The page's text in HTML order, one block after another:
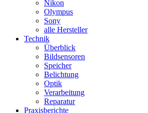
Nikon
Olympus
Sony
alle Hersteller
Technik
Überblick
Bildsensoren
Speicher
Belichtung
Optik
Verarbeitung
Reparatur
Praxisberichte